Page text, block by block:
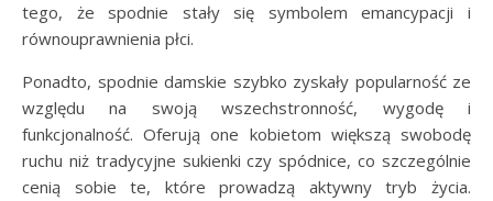
tego, że spodnie stały się symbolem emancypacji i
równouprawnienia płci.
Ponadto, spodnie damskie szybko zyskały popularność ze
względu na swoją wszechstronność, wygodę i
funkcjonalność. Oferują one kobietom większą swobodę
ruchu niż tradycyjne sukienki czy spódnice, co szczególnie
cenią sobie te, które prowadzą aktywny tryb życia.